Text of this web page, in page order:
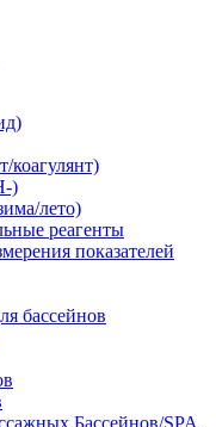
коагулянт)
)
лето)
реагенты
показателей
бассейнов
Бассейнов/SPA